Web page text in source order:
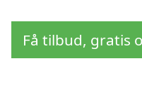
Få tilbud, gratis